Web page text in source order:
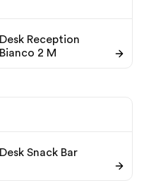
Desk Reception
Bianco 2 M
Desk Snack Bar